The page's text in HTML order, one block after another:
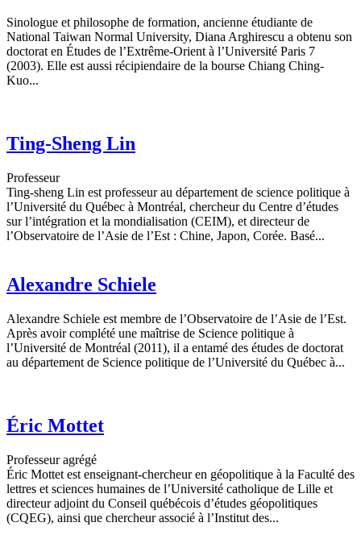
Sinologue et philosophe de formation, ancienne étudiante de
National Taiwan Normal University, Diana Arghirescu a obtenu son
doctorat en Études de l’Extrême-Orient à l’Université Paris 7
(2003). Elle est aussi récipiendaire de la bourse Chiang Ching-
Kuo...
Ting-Sheng Lin
Professeur
Ting-sheng Lin est professeur au département de science politique à
l’Université du Québec à Montréal, chercheur du Centre d’études
sur l’intégration et la mondialisation (CEIM), et directeur de
l’Observatoire de l’Asie de l’Est : Chine, Japon, Corée. Basé...
Alexandre Schiele
Alexandre Schiele est membre de l’Observatoire de l’Asie de l’Est.
Après avoir complété une maîtrise de Science politique à
l’Université de Montréal (2011), il a entamé des études de doctorat
au département de Science politique de l’Université du Québec à...
Éric Mottet
Professeur agrégé
Éric Mottet est enseignant-chercheur en géopolitique à la Faculté des
lettres et sciences humaines de l’Université catholique de Lille et
directeur adjoint du Conseil québécois d’études géopolitiques
(CQEG), ainsi que chercheur associé à l’Institut des...